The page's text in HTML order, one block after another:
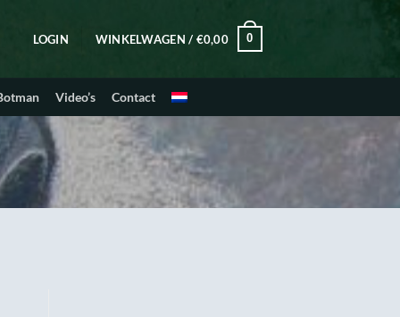
LOGIN WINKELWAGEN / €0,00 0
Video’s Contact